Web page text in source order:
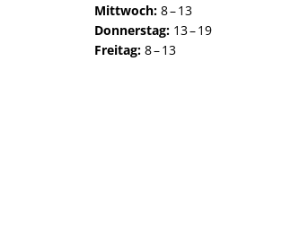
Mittwoch:8 – 13
Donnerstag: 13 – 19
Freitag: 8 – 13